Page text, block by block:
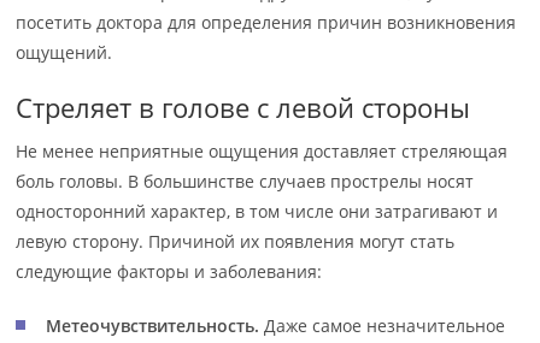
посетить доктора для определения причин возникновения
ощущений.
Стреляет в голове с левой стороны
Не менее неприятные ощущения доставляет стреляющая
боль головы. В большинстве случаев прострелы носят
односторонний характер, в том числе они затрагивают и
левую сторону. Причиной их появления могут стать
следующие факторы и заболевания:
Метеочувствительность. Даже самое незначительное